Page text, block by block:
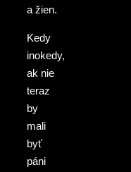
a žien.
Kedy
inokedy,
ak nie
teraz
by
mali
byť
páni